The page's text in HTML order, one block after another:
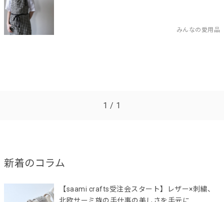
みんなの愛用品
1 / 1
新着のコラム
【saami crafts受注会スタート】レザー×刺繍、